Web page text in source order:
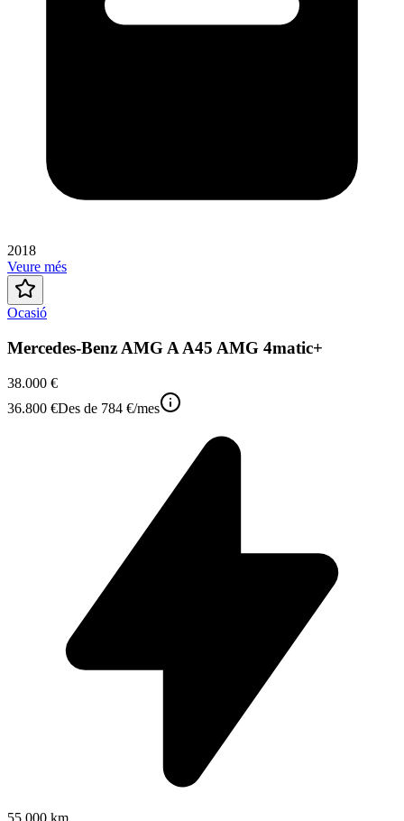
2018
Veure més
Ocasió
Mercedes-Benz AMG A A45 AMG 4matic+
38.000 €
36.800 €Des de 784 €/mes
55.000 km